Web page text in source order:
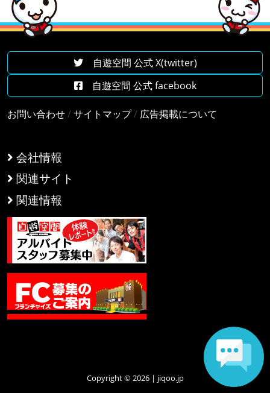
会社情報
関連サイト
関連情報
自遊空間 公式 X(twitter)
自遊空間 公式 facebook
お問い合わせ/サイトマップ/ 広告掲載について
Copyright © 2026 | jiqoo.jp